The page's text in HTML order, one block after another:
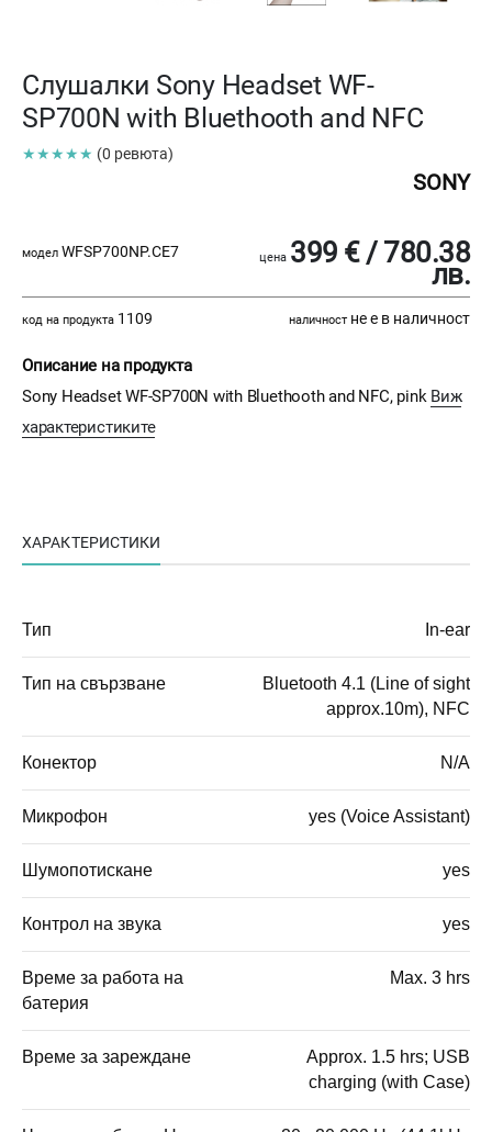
Слушалки Sony Headset WF-
SP700N with Bluethooth and NFC
★★★★★ (0 ревюта)
SONY
модел WFSP700NP.CE7 цена 399 € / 780.38
лв.
код на продукта 1109 наличност не е в наличност
Описание на продукта
Sony Headset WF-SP700N with Bluethooth and NFC, pink Виж
характеристиките
ХАРАКТЕРИСТИКИ
Тип In-ear
Тип на свързване
Bluetooth 4.1 (Line of sight
approx.10m), NFC
Конектор N/A
Микрофон yes (Voice Assistant)
Шумопотискане yes
Контрол на звука yes
Време за работа на
батерия
Max. 3 hrs
Време за зареждане
Approx. 1.5 hrs; USB
charging (with Case)